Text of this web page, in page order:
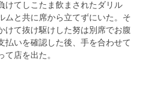
てしこたま飲まされたダリル
ムと共に席から立てずにいた。そ
けて抜け駆けした努は別席でお腹
払いを確認した後、手を合わせて
て店を出た。